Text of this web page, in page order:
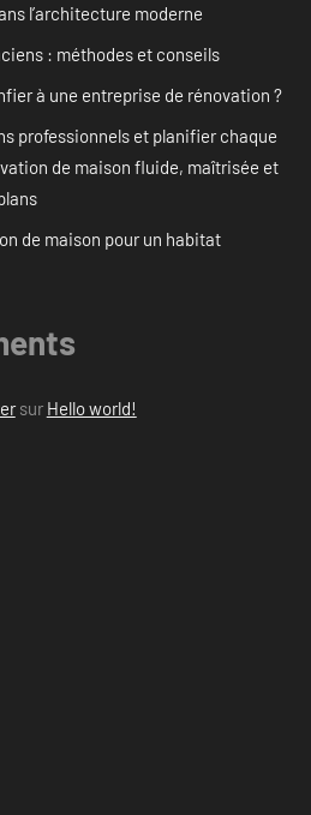
l’architecture moderne
: méthodes et conseils
à une entreprise de rénovation ?
professionnels et planifier chaque
de maison fluide, maîtrisée et
de maison pour un habitat
sur Hello world!